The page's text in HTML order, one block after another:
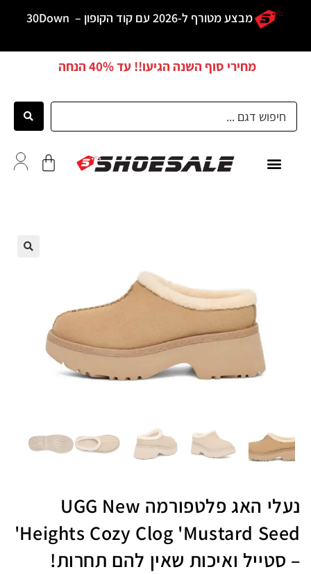
מבצע מטורף ל-2026 עם קוד הקופון – 30Down
מחירי סוף השנה הגיעו!! עד40% הנחה
נעלי האג פלטפורמה UGG New
Heights Cozy Clog 'Mustard Seed'
– סטייל ואיכות שאין להם תחרות!